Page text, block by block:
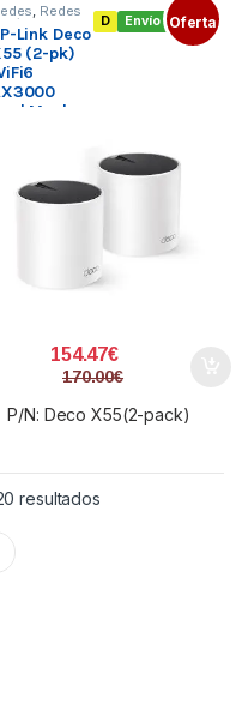
Envío gratis
D Oferta
, Redes
inalámbricas
Link Deco
(2-pk)
Mesh
154.47€
170.00€
P/N: Deco X55(2-pack)
resultadosOrdenado por